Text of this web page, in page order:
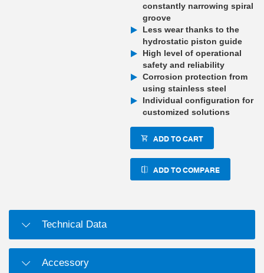
constantly narrowing spiral
groove
Less wear thanks to the
hydrostatic piston guide
High level of operational
safety and reliability
Corrosion protection from
using stainless steel
Individual configuration for
customized solutions
ADD TO CART
ADD TO COMPARE
Technical Data
Accessory